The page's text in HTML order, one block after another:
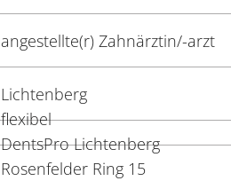
angestellte(r) Zahnärztin/-arzt
Lichtenberg
flexibel
DentsPro Lichtenberg
Rosenfelder Ring 15